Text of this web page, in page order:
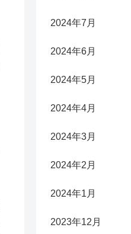
2024年7月
2024年6月
2024年5月
2024年4月
2024年3月
2024年2月
2024年1月
2023年12月